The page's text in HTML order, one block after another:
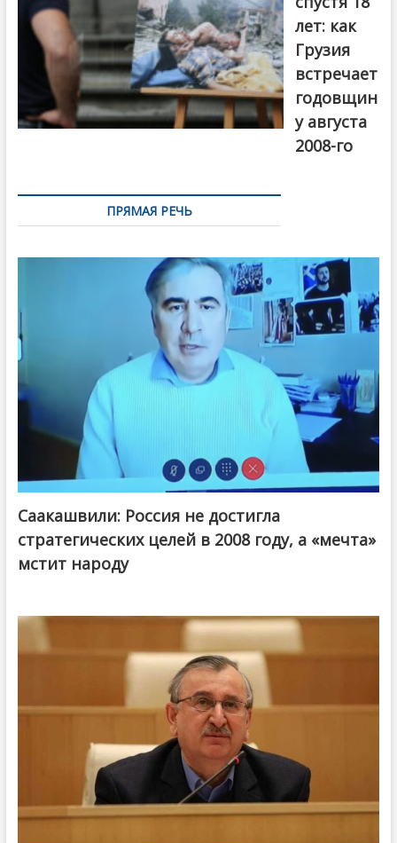
лет: как
Грузия
встречает
годовщин
у августа
2008-го
ПРЯМАЯ РЕЧЬ
Саакашвили: Россия не достигла
стратегических целей в 2008 году, а «мечта»
мстит народу